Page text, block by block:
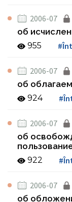
2006-07
об
955
2006-07
об
924
2006-07
об
922
2006-07
об